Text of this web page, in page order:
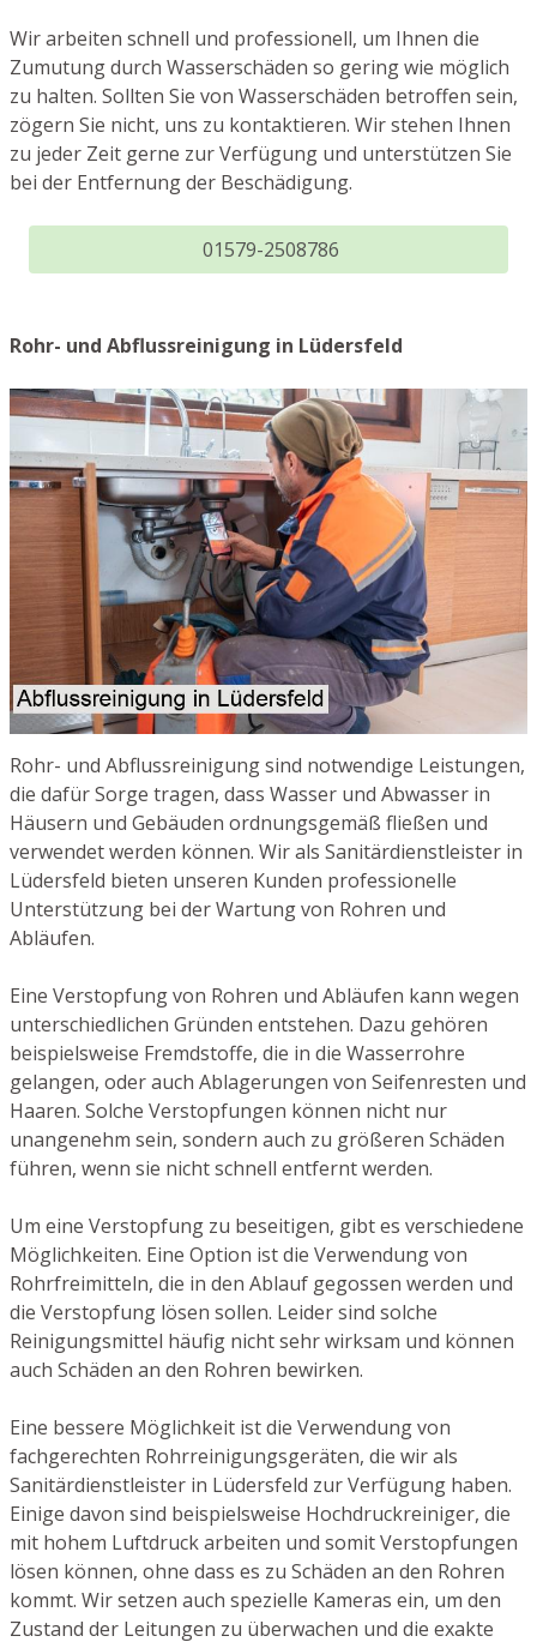
Wir arbeiten schnell und professionell, um Ihnen die
Zumutung durch Wasserschäden so gering wie möglich
zu halten. Sollten Sie von Wasserschäden betroffen sein,
zögern Sie nicht, uns zu kontaktieren. Wir stehen Ihnen
zu jeder Zeit gerne zur Verfügung und unterstützen Sie
bei der Entfernung der Beschädigung.
01579-2508786
Rohr- und Abflussreinigung in Lüdersfeld
Rohr- und Abflussreinigung sind notwendige Leistungen,
die dafür Sorge tragen, dass Wasser und Abwasser in
Häusern und Gebäuden ordnungsgemäß fließen und
verwendet werden können. Wir als Sanitärdienstleister in
Lüdersfeld bieten unseren Kunden professionelle
Unterstützung bei der Wartung von Rohren und
Abläufen.
Eine Verstopfung von Rohren und Abläufen kann wegen
unterschiedlichen Gründen entstehen. Dazu gehören
beispielsweise Fremdstoffe, die in die Wasserrohre
gelangen, oder auch Ablagerungen von Seifenresten und
Haaren. Solche Verstopfungen können nicht nur
unangenehm sein, sondern auch zu größeren Schäden
führen, wenn sie nicht schnell entfernt werden.
Um eine Verstopfung zu beseitigen, gibt es verschiedene
Möglichkeiten. Eine Option ist die Verwendung von
Rohrfreimitteln, die in den Ablauf gegossen werden und
die Verstopfung lösen sollen. Leider sind solche
Reinigungsmittel häufig nicht sehr wirksam und können
auch Schäden an den Rohren bewirken.
Eine bessere Möglichkeit ist die Verwendung von
fachgerechten Rohrreinigungsgeräten, die wir als
Sanitärdienstleister in Lüdersfeld zur Verfügung haben.
Einige davon sind beispielsweise Hochdruckreiniger, die
mit hohem Luftdruck arbeiten und somit Verstopfungen
lösen können, ohne dass es zu Schäden an den Rohren
kommt. Wir setzen auch spezielle Kameras ein, um den
Zustand der Leitungen zu überwachen und die exakte